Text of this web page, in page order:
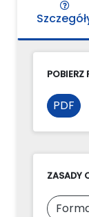
POBIERZ
PDF
ZASADY